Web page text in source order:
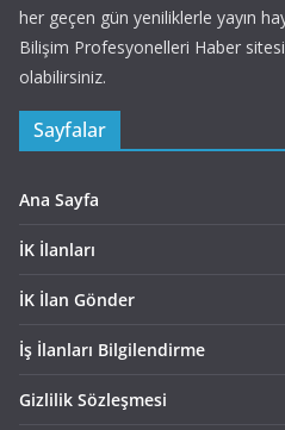
her geçen gün yeniliklerle yayın
Bilişim Profesyonelleri Haber
olabilirsiniz.
Sayfalar
Ana Sayfa
İK İlanları
İK İlan Gönder
İş İlanları Bilgilendirme
Gizlilik Sözleşmesi